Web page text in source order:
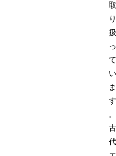
取
り
扱
っ
て
い
ま
す
。
古
代